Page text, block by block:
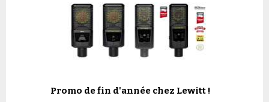
Promo de fin d'année chez Lewitt !